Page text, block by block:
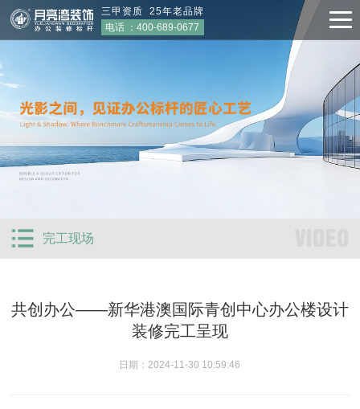
三甲资质 25年老品牌
电话 ：400-689-0677
完工现场
共创办公——新华港澳国际青创中心办公楼设计
装修完工呈现
日期：2024-11-30 10:59:46